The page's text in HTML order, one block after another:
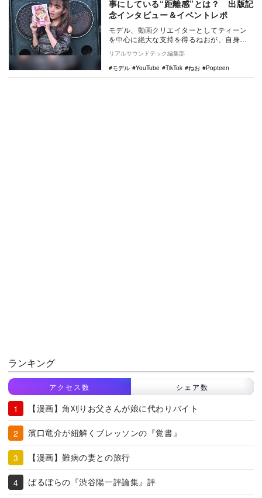
事にしている“距離感”とは？ 出版記
念インタビュー＆イベントレポ
モデル、動画クリエイターとしてティーン
を中心に絶大な支持を得るねおが、自身初
のスタイルブック『ねおWORLD』の発売を
記念して単…
リアルサウンドテック編集部
モデル
YouTube TikTok ねお Popteen
ランキング
アクセス数 シェア数
【漫画】角刈りお父さんが娘に代わりバイト
濱口竜介が紐解くブレッソンの『覚書』
【漫画】難病の妻との旅行
ばるぼらの『渋谷陽一評論集』評